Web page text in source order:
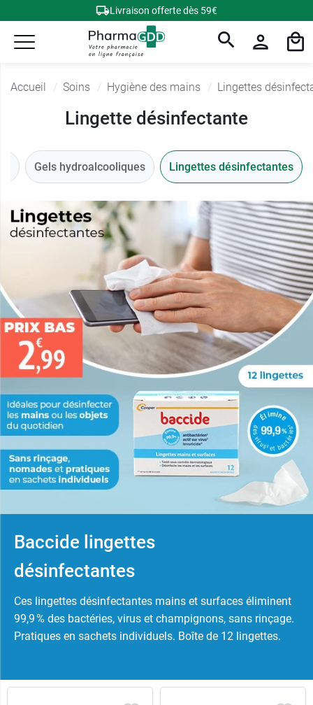
Livraison offerte dès 59€
Accueil Soins Hygiène des mains Lingettes
Lingette désinfectante
Gels hydroalcooliques Lingettes désinfectantes
Baccide lingettes
désinfectantes
Ces lingettes désinfectantes mains et surfaces éliminent
99,9 % des bactéries, virus et champignons, sans rinçage.
Pratiques en sachets individuels. Boîte de 12 lingettes.